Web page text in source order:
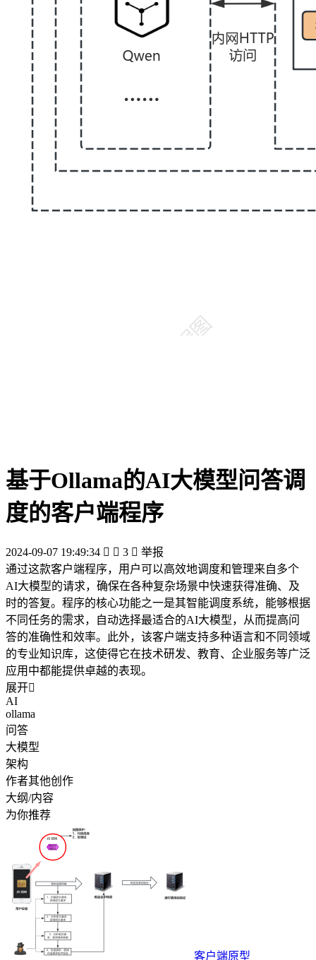
基于Ollama的AI大模型问答调
度的客户端程序
2024-09-07 19:49:34   3  举报
通过这款客户端程序，用户可以高效地调度和管理来自多个
AI大模型的请求，确保在各种复杂场景中快速获得准确、及
时的答复。程序的核心功能之一是其智能调度系统，能够根据
不同任务的需求，自动选择最适合的AI大模型，从而提高问
答的准确性和效率。此外，该客户端支持多种语言和不同领域
的专业知识库，这使得它在技术研发、教育、企业服务等广泛
应用中都能提供卓越的表现。
展开
AI
ollama
问答
大模型
架构
作者其他创作
大纲/内容
为你推荐
客户端原型